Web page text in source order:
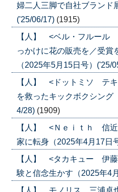
婦二人三脚で自社ブランド
('25/06/17) (1915)
【人】 <ベル・フルール
っかけに花の販売を／受賞
（2025年5月15日号）('25/
【人】 <ドットミソ テ
を救ったキックボクシング
4/28) (1909)
【人】 <Ｎｅｉｔｈ 信
家に転身（2025年4月17日
【人】 <タカキュー 伊
験と信念生かす（2025年4
【人】 モノリス 三浦卓